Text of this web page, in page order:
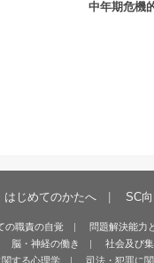
中年期危機
はじめてのかたへ SC
の職責の自覚 問題解決能力
脳・神経の働き 社会及び
する心理学 司法・犯罪に